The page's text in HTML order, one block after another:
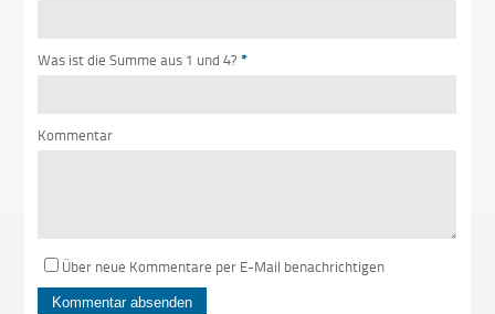
Was ist die Summe aus 1 und 4? *
Kommentar
Über neue Kommentare per E-Mail benachrichtigen